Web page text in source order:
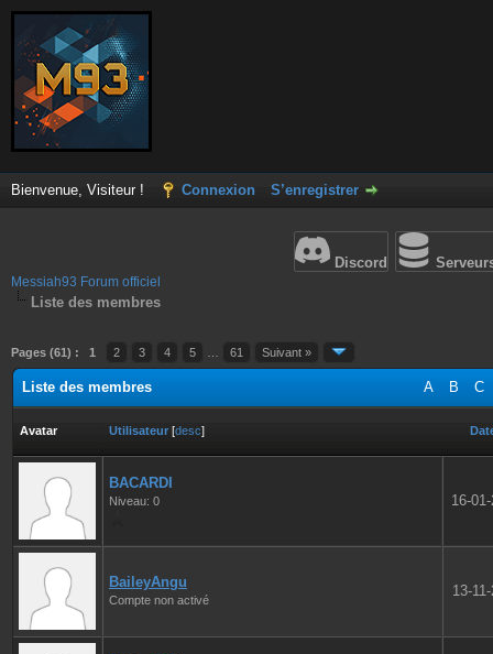
Bienvenue, Visiteur ! Connexion S’enregistrer
Discord
Messiah93 Forum officiel
Liste des membres
Pages (61) : 1 2 3 4 5 61 Suivant »
A B C
Liste des membres
Avatar Utilisateur [desc]
BACARDI
Niveau: 0 16-
BaileyAngu
Compte non activé
13-